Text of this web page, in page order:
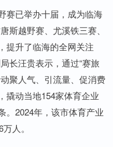
赛已举办十届，成为临海
斯越野赛、尤溪铁三赛、
提升了临海的全网关注
长汪贵表示，通过“赛旅
聚人气、引流量、促消费
撬动当地154家体育企业
。2024年，该市体育产业
人。